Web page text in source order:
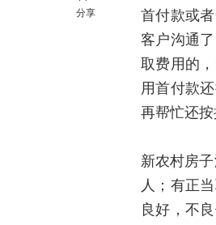
分享
首付款或
客户沟通
取费用的
用首付款
再帮忙还按
新农村房
人；有正
良好，不